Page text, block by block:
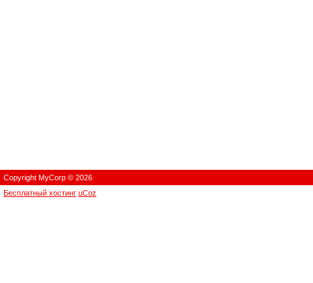
Copyright MyCorp © 2026
Бесплатный хостинг uCoz